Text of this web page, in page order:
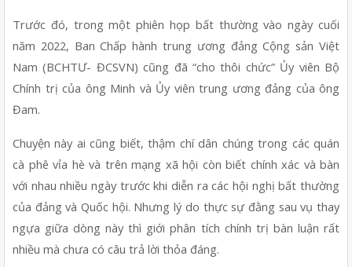
Trước đó, trong một phiên họp bất thường vào ngày cuối
năm 2022, Ban Chấp hành trung ương đảng Cộng sản Việt
Nam (BCHTƯ- ĐCSVN) cũng đã “cho thôi chức” Ủy viên Bộ
Chính trị của ông Minh và Ủy viên trung ương đảng của ông
Đam.
Chuyện này ai cũng biết, thậm chí dân chúng trong các quán
cà phê vỉa hè và trên mạng xã hội còn biết chính xác và bàn
với nhau nhiều ngày trước khi diễn ra các hội nghị bất thường
của đảng và Quốc hội. Nhưng lý do thực sự đằng sau vụ thay
ngựa giữa dòng này thì giới phân tích chính trị bàn luận rất
nhiều mà chưa có câu trả lời thỏa đáng.